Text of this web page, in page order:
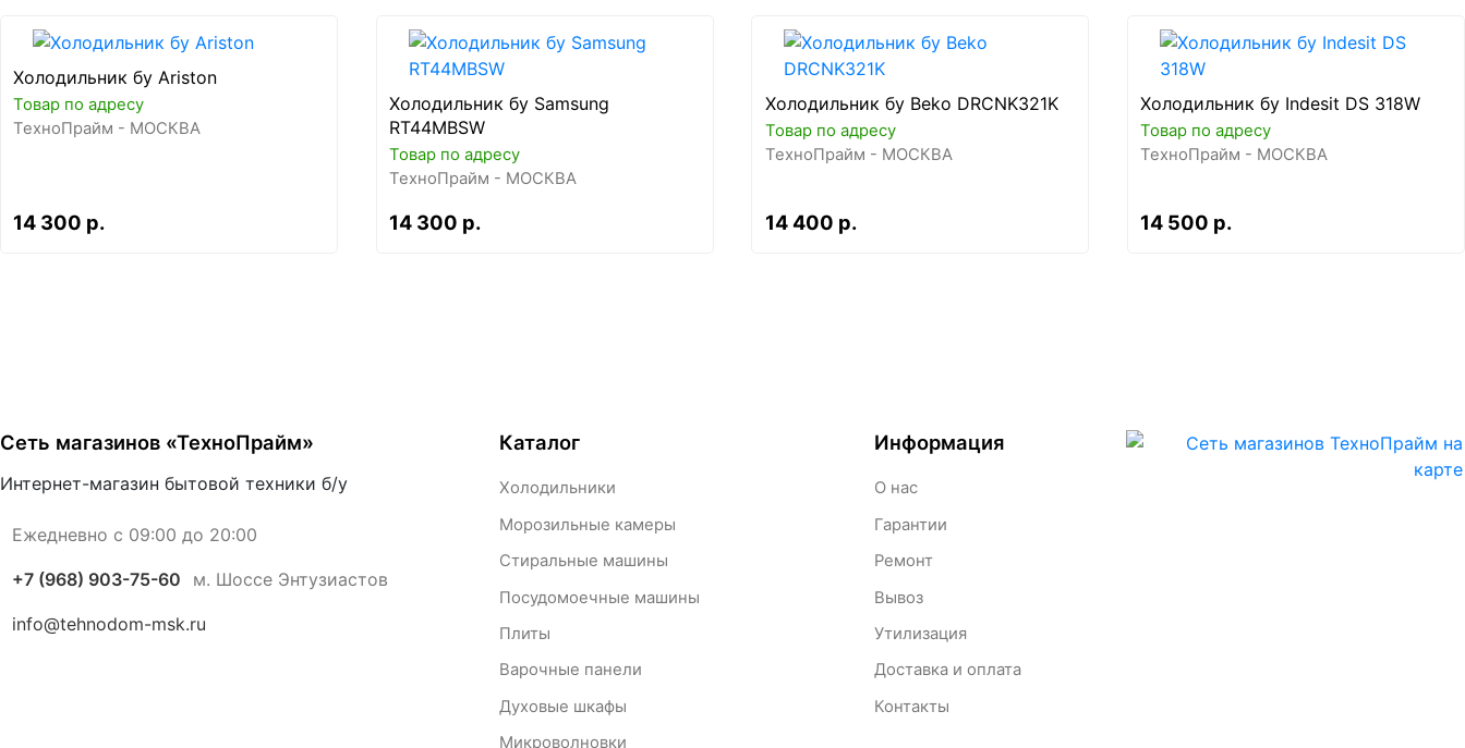
Холодильник бу Ariston
Товар по адресу
ТехноПрайм - МОСКВА
14 300 р.
Холодильник бу Samsung
RT44MBSW
Товар по адресу
ТехноПрайм - МОСКВА
14 300 р.
Холодильник бу Beko DRCNK321K
Товар по адресу
ТехноПрайм - МОСКВА
14 400 р.
Холодильник бу Indesit DS 318W
Товар по адресу
ТехноПрайм - МОСКВА
14 500 р.
Сеть магазинов «ТехноПрайм»
Интернет-магазин бытовой техники б/у
Ежедневно с 09:00 до 20:00
+7 (968) 903-75-60 м. Шоссе Энтузиастов
info@tehnodom-msk.ru
Каталог
Холодильники
Морозильные камеры
Стиральные машины
Посудомоечные машины
Плиты
Варочные панели
Духовые шкафы
Микроволновки
Информация
О нас
Гарантии
Ремонт
Вывоз
Утилизация
Доставка и оплата
Контакты